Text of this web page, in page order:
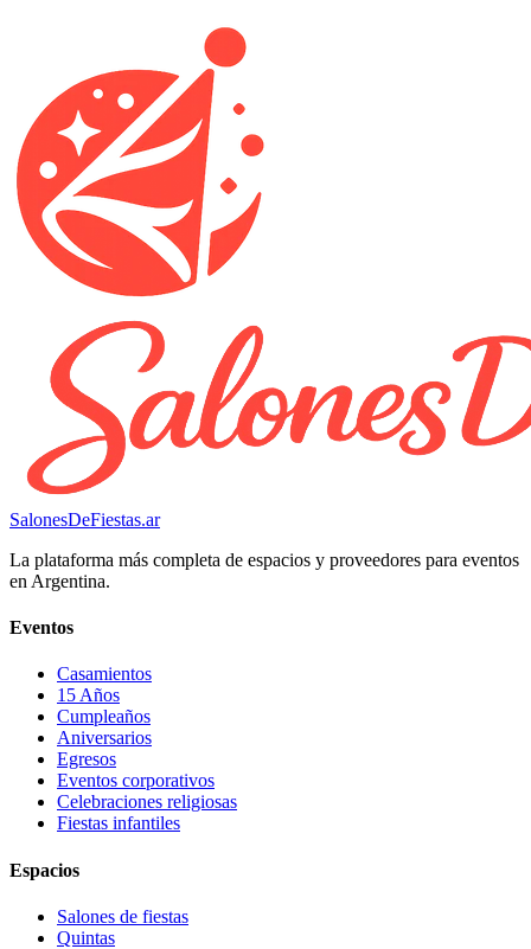
SalonesDeFiestas.ar
La plataforma más completa de espacios y proveedores para eventos
en Argentina.
Eventos
Casamientos
15 Años
Cumpleaños
Aniversarios
Egresos
Eventos corporativos
Celebraciones religiosas
Fiestas infantiles
Espacios
Salones de fiestas
Quintas